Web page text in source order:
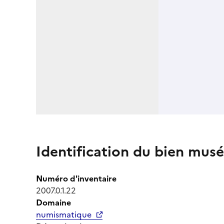
Identification du bien
Numéro d'inventaire
2007.0.1.22
Domaine
numismatique